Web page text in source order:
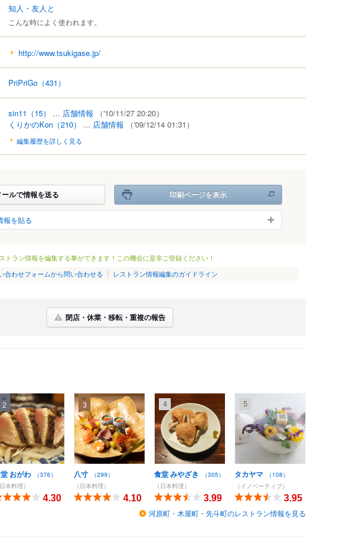
知人・友人と
こんな時によく使われます。
http://www.tsukigase.jp/
PriPriGo （431）
sin11 （15） ... 店舗情報
（'10/11/27 20:20）
くりかのKon （210） ... 店舗情報 （'09/12/14 01:31）
編集履歴を詳しく見る
ールで情報を送る 印刷ページを表示
報を貼る
トラン情報を編集する事ができます！この機会に是非ご登録ください！
合わせフォームから問い合わせる レストラン情報編集のガイドライン
閉店・休業・移転・重複の報告
2
おがわ
（376）
日本料理）
4.30
3
八寸
（299）
（日本料理）
4.10
4
食堂 みやざき
（305）
（日本料理）
3.99
5
タカヤマ
（108）
（イノベーティブ）
3.95
河原町・木屋町・先斗町のレストラン情報を見る